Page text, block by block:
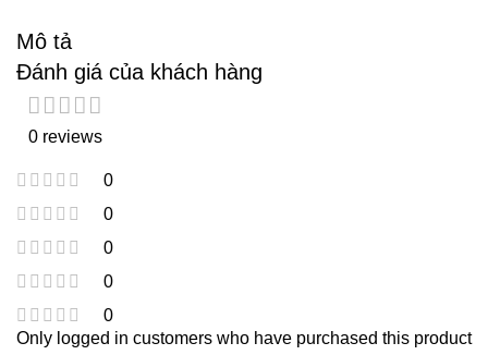
Mô tả
Đánh giá của khách hàng
0 reviews
0
0
0
0
0
Only logged in customers who have purchased this product